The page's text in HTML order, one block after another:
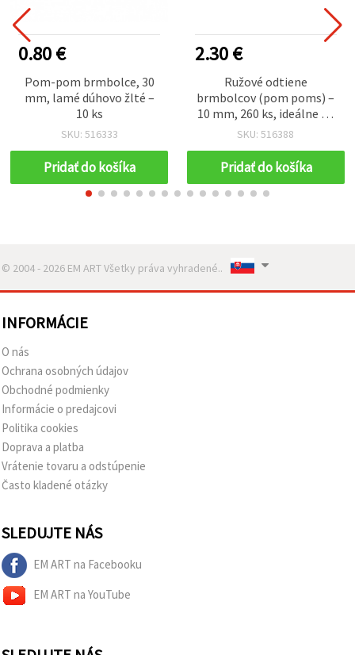
0.80 €
Pom-pom brmbolce, 30
mm, lamé dúhovo žlté –
10 ks
SKU: 516333
Pridať do košíka
2.30 €
Ružové odtiene
brmbolcov (pom poms) –
10 mm, 260 ks, ideálne na
roztomilé tvorenie,
kreatívne DIY projekty
SKU: 516388
Pridať do košíka
© 2004 - 2026 EM ART Všetky práva vyhradené..
INFORMÁCIE
O nás
Ochrana osobných údajov
Obchodné podmienky
Informácie o predajcovi
Politika cookies
Doprava a platba
Vrátenie tovaru a odstúpenie
Často kladené otázky
SLEDUJTE NÁS
EM ART na Facebooku
EM ART na YouTube